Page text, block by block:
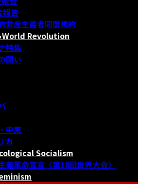
報告
共産主義者同盟規約
World Revolution
特集
闘い
中東
カ
Socialism
義革命宣言〈第18回世界大会〉